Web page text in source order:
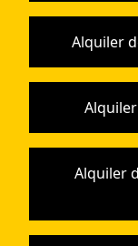
Alquiler
Alquiler